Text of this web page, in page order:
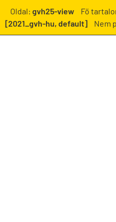
Oldal: gvh25-view Fő
[2021_gvh-hu, default]
Nem